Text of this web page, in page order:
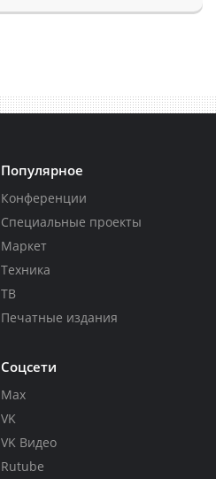
Популярное
Конференции
Специальные проекты
Маркет
Техника
ТВ
Печатные издания
Соцсети
Max
VK
VK Видео
Rutube